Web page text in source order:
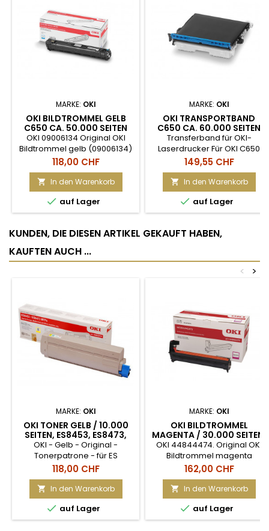
MARKE: OKI
OKI BILDTROMMEL GELB
C650 CA. 50.000 SEITEN
OKI 09006134 Original OKI
Bildtrommel gelb (09006134)
Dieses Original OKI
Verbrauchsmaterial ist
passend für Geräte des
Herstellers OKI. Die Supplies
sind auf eine hohe
Druckleistung ausgelegt und
einer starken
Beanspruchung.
Trommeleinheit für
Preis
118,00 CHF
 In den Warenkorb
 auf Lager
MARKE: OKI
OKI TRANSPORTBAND
C650 CA. 60.000 SEITEN
Transferband für OKI-
Laserdrucker Für OKI C650
Reichweite: ca. 60'000 Seiten
Preis
149,55 CHF
 In den Warenkorb
 auf Lager
KUNDEN, DIE DIESEN ARTIKEL GEKAUFT HABEN,
KAUFTEN AUCH ...
>
<
MARKE: OKI
OKI TONER GELB / 10.000
SEITEN, ES8453, ES8473,
ES8483 MFP
OKI - Gelb - Original -
Tonerpatrone - für ES
8453dn, 8453dnct, 8453dnv,
8473dn, 8473dnct, 8473dnv,
ES8483
Preis
118,00 CHF
 In den Warenkorb
 auf Lager
MARKE: OKI
OKI BILDTROMMEL
MAGENTA / 30.000 SEITEN,
ES8453, ES8473, ES8483
MFP
OKI 44844474. Original OKI
Bildtrommel magenta
(44844474) Dieses Original
OKI Verbrauchsmaterial ist
passend für Geräte des
Herstellers OKI. Die Supplies
sind auf eine hohe
Druckleistung ausgelegt und
Preis
162,00 CHF
 In den Warenkorb
 auf Lager